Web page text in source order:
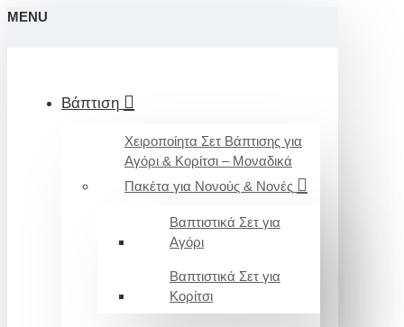
MENU
Βάπτιση
Χειροποίητα Σετ Βάπτισης για
Αγόρι & Κορίτσι – Μοναδικά
Πακέτα για Νονούς & Νονές
Βαπτιστικά Σετ για
Αγόρι
Βαπτιστικά Σετ για
Κορίτσι